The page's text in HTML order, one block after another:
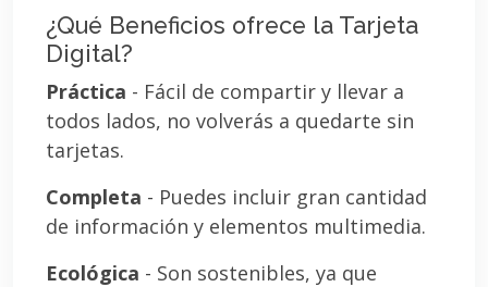
¿Qué Beneficios ofrece la Tarjeta
Digital?
Práctica - Fácil de compartir y llevar a
todos lados, no volverás a quedarte sin
tarjetas.
Completa - Puedes incluir gran cantidad
de información y elementos multimedia.
Ecológica - Son sostenibles, ya que